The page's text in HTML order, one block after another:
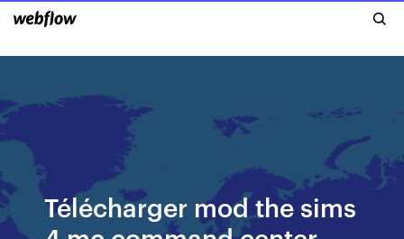
Télécharger mod the sims